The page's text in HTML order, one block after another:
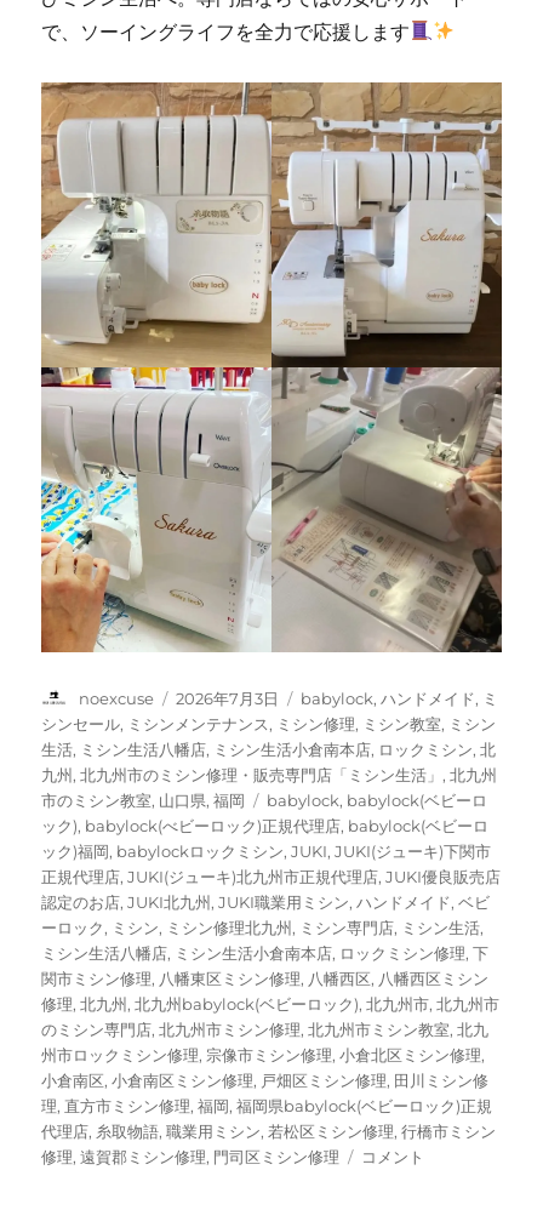
で、ソーイングライフを全力で応援します
投
稿
者
noexcuse
投
稿
日:
2026年7月3日
カ
テ
ゴ
リ
ー
babylock,ハンドメイド, ミ
シンセール, ミシンメンテナンス, ミシン修理, ミシン教室, ミシン
生活, ミシン生活八幡店, ミシン生活小倉南本店, ロックミシン,北
九州 ,北九州市のミシン修理・販売専門店「ミシン生活」 ,北九州
市のミシン教室, 山口県,福岡
タ
グ
babylock, babylock(ベビーロ
ック), babylock(べビーロック)正規代理店, babylock(ベビーロ
ック)福岡, babylockロックミシン,JUKI,JUKI(ジューキ)下関市
正規代理店,JUKI(ジューキ)北九州市正規代理店,JUKI優良販売店
認定のお店,JUKI北九州 ,JUKI職業用ミシン,ハンドメイド,ベビ
ーロック, ミシン, ミシン修理北九州 , ミシン専門店, ミシン生活,
ミシン生活八幡店, ミシン生活小倉南本店, ロックミシン修理,下
関市ミシン修理, 八幡東区ミシン修理, 八幡西区, 八幡西区ミシン
修理,北九州 ,北九州babylock(ベビーロック),北九州市,北九州市
のミシン専門店,北九州市ミシン修理,北九州市ミシン教室,北九
州市ロックミシン修理, 宗像市ミシン修理,小倉北区ミシン修理,
小倉南区,小倉南区ミシン修理, 戸畑区ミシン修理, 田川ミシン修
理, 直方市ミシン修理,福岡,福岡県babylock(ベビーロック)正規
代理店, 糸取物語,職業用ミシン, 若松区ミシン修理,行橋市ミシン
修理,遠賀郡ミシン修理, 門司区ミシン修理
【baby
コメント